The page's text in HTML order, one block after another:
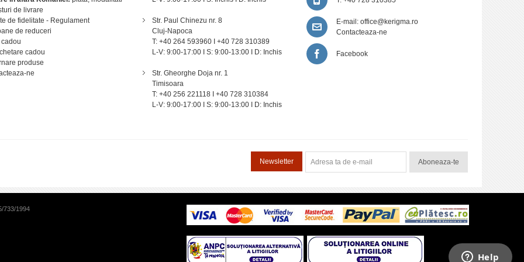
în întreaga țară. A susținut seminare despre
în traumă și criză, precum și îmbogățirea relației de
precum și pe intervențiile de tip „critical incident debriefing”. A
despre pierdere, criză și traumă, precum și la organizarea
A fost Specialist Certificat în Traumă, Traumatolog
după decese subite în diferite instituții, precum și în
fost coordonator clinic al echipelor de debriefing ale
călătorit de cinci ori la New York după atacurile din 11
după doliu la nivel regional, precum și sesiuni de debriefing. O
cu părinții copiilor sau adolescenților care au murit sau au
de livrare
de fidelitate - Regulament
de reduceri
cadou
produse
ne
Str. Paul Chinezu nr. 8
Cluj-Napoca
T: +40 264 593960 I +40 728 310389
L-V: 9:00-17:00 I S: 9:00-13:00 I D: Inchis
Str. Gheorghe Doja nr. 1
Timisoara
T: +40 256 221118 I +40 728 310384
L-V: 9:00-17:00 I S: 9:00-13:00 I D: Inchis
E-mail: office@kerigma.ro
Contacteaza-ne
Facebook
Newsletter Aboneaza-te
733/1994